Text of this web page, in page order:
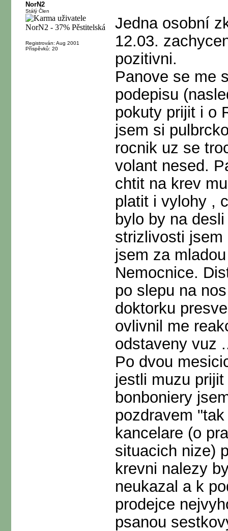
NorN2
Stálý Člen
Registrován: Aug 2001
Příspěvků: 20
Jedna osobní
12.03.
pozitivni.
Panove se me
podepisu
pokuty prijit i o
jsem si
rocnik uz se
volant nesed.
chtit na krev
platit i vylohy ,
bylo by na
strizlivosti
jsem za
Nemocnice.
po slepu na
doktorku
ovlivnil me
odstaveny vuz
Po dvou
jestli muzu
bonboniery
pozdravem
kancelare (o
situacich nize)
krevni nalezy
neukazal a k
prodejce
psanou